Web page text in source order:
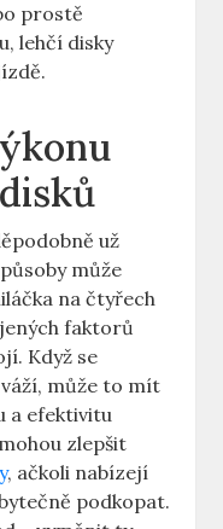
⁢prostě⁣
lehčí disky
už
může
⁣na čtyřech
faktorů
Když se
‌může to mít
a efektivitu
zlepšit
, ačkoli​ nabízejí
⁣podkopat.